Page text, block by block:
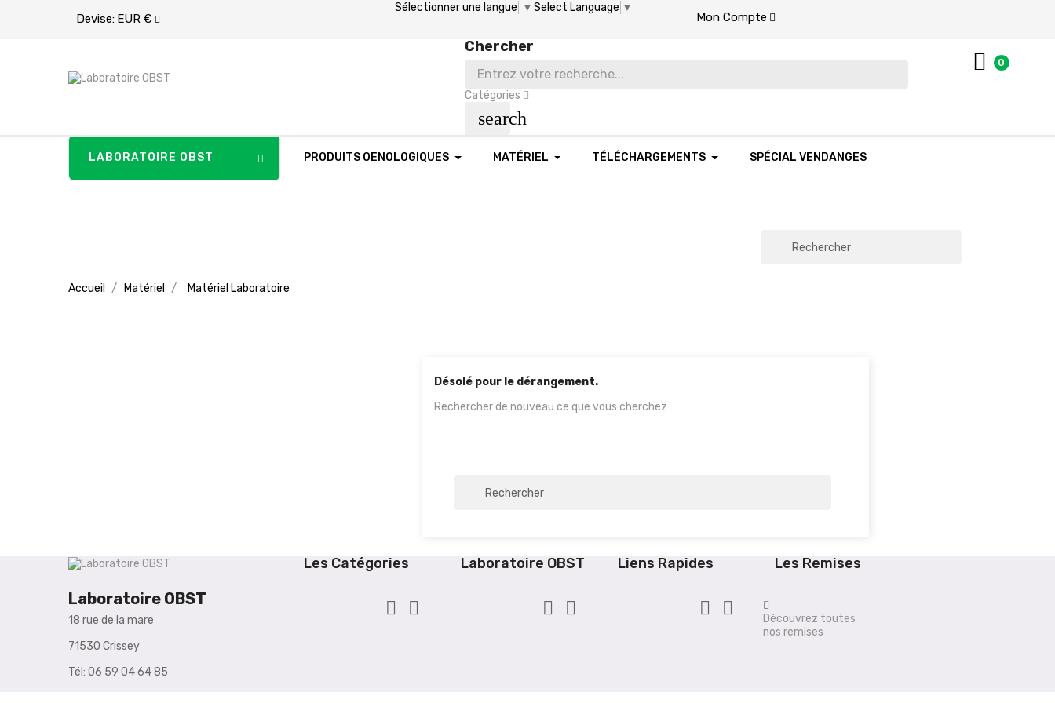
Devise: EUR €
Sélectionner une langue ▼ Select Language ▼
Mon Compte
Chercher
Catégories
search
0
LABORATOIRE OBST PRODUITS OENOLOGIQUES MATÉRIEL TÉLÉCHARGEMENTS SPÉCIAL VENDANGES
Accueil Matériel Matériel Laboratoire
Désolé pour le dérangement.
Rechercher de nouveau ce que vous cherchez
Laboratoire OBST
18 rue de la mare
71530 Crissey
Tél: 06 59 04 64 85
Les Catégories
 
Laboratoire OBST
 
Liens Rapides
 
Les Remises
Découvrez toutes
nos remises